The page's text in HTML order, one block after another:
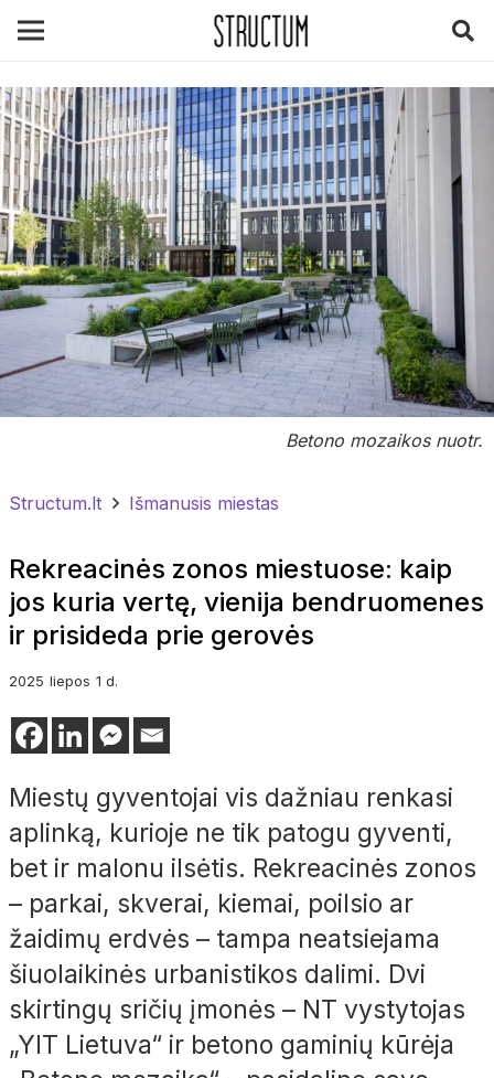
Betono mozaikos nuotr.
Structum.lt Išmanusis miestas
Rekreacinės zonos miestuose: kaip
jos kuria vertę, vienija bendruomenes
ir prisideda prie gerovės
2025 liepos 1 d.
Miestų gyventojai vis dažniau renkasi
aplinką, kurioje ne tik patogu gyventi,
bet ir malonu ilsėtis. Rekreacinės zonos
– parkai, skverai, kiemai, poilsio ar
žaidimų erdvės – tampa neatsiejama
šiuolaikinės urbanistikos dalimi. Dvi
skirtingų sričių įmonės – NT vystytojas
„YIT Lietuva“ ir betono gaminių kūrėja